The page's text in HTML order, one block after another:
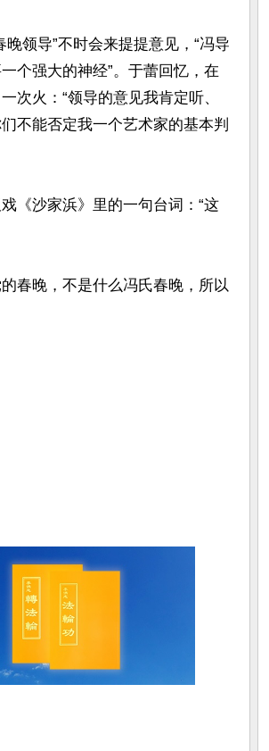
领导”不时会来提提意见，“冯导
个强大的神经”。于蕾回忆，在
次火：“领导的意见我肯定听、
不能否定我一个艺术家的基本判
《沙家浜》里的一句台词：“这
春晚，不是什么冯氏春晚，所以